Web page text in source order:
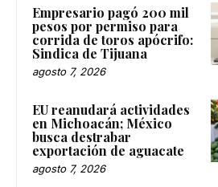
Empresario pagó 200 mil
pesos por permiso para
corrida de toros apócrifo:
Sindica de Tijuana
agosto 7, 2026
EU reanudará actividades
en Michoacán; México
busca destrabar
exportación de aguacate
agosto 7, 2026